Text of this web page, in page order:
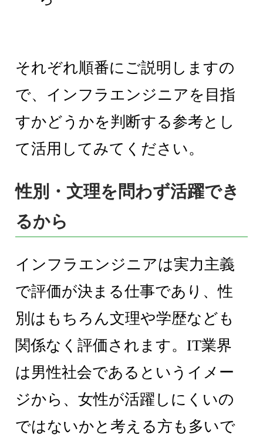
それぞれ順番にご説明しますの
で、インフラエンジニアを目指
すかどうかを判断する参考とし
て活用してみてください。
性別・文理を問わず活躍でき
るから
インフラエンジニアは実力主義
で評価が決まる仕事であり、性
別はもちろん文理や学歴なども
関係なく評価されます。IT業界
は男性社会であるというイメー
ジから、女性が活躍しにくいの
ではないかと考える方も多いで